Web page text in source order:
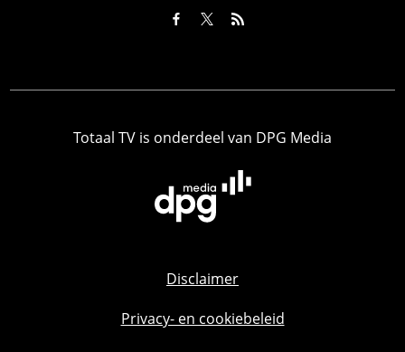
Totaal TV is onderdeel van DPG Media
Disclaimer
Privacy- en cookiebeleid